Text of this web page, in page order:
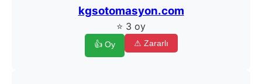
kgsotomasyon.com
⭐ 3 oy
👍 Oy ⚠ Zararlı